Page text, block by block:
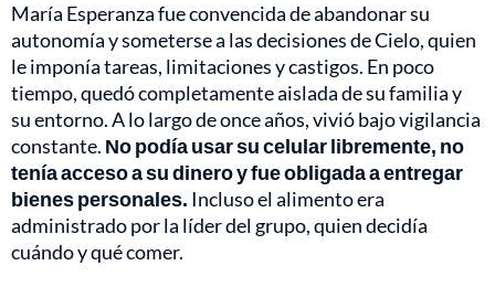
María Esperanza fue convencida de abandonar su
autonomía y someterse a las decisiones de Cielo, quien
le imponía tareas, limitaciones y castigos. En poco
tiempo, quedó completamente aislada de su familia y
su entorno. A lo largo de once años, vivió bajo vigilancia
constante. No podía usar su celular libremente, no
tenía acceso a su dinero y fue obligada a entregar
bienes personales. Incluso el alimento era
administrado por la líder del grupo, quien decidía
cuándo y qué comer.